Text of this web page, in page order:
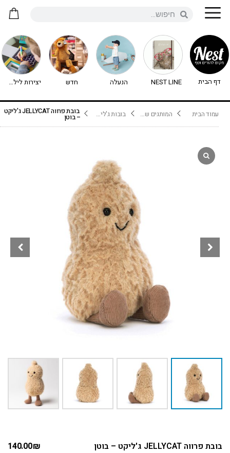
דף הבית NEST LINE הנעלה חדש יצירות לילדים - יצירה לילדים
עמוד הבית המותגים שלנו בובות ג'ליקט Jellycat בובת פרווה JELLYCAT ג'ליקט
– בוטן
בובת פרווה JELLYCAT ג'ליקט – בוטן 140.00₪